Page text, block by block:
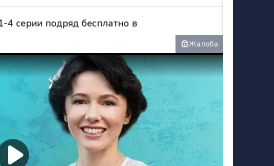
4 серии подряд бесплатно в
Жалоба